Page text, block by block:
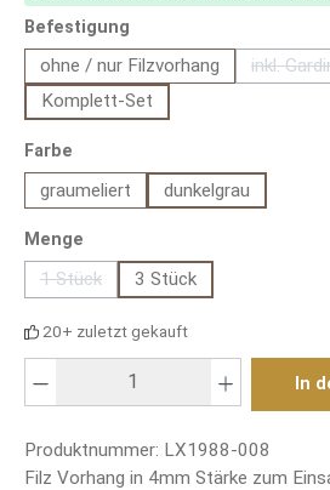
Befestigung
ohne / nur Filzvorhang inkl.
Komplett-Set
Farbe
graumeliert dunkelgrau
Menge
1 Stück 3 Stück
20+ zuletzt gekauft
In
Produktnummer: LX1988-008
Filz Vorhang in 4mm Stärke zum